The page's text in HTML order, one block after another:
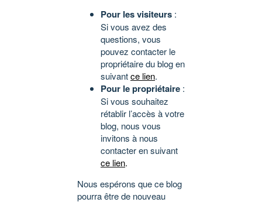
Pour les visiteurs :
Si vous avez des
questions, vous
pouvez contacter le
propriétaire du blog en
suivantce lien.
Pour le propriétaire :
Si vous souhaitez
rétablir l’accès à votre
blog, nous vous
invitons à nous
contacter en suivant
ce lien.
Nous espérons que ce blog
pourra être de nouveau